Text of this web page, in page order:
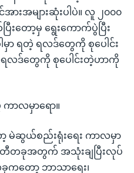
းအများဆုံးပါပဲ။ လူ ၂၀၀၀
းတော့မှ ရွေးကောက်ပွဲပြီး
ာ ရတဲ့ ရလဒ်တွေကို စုပေါင်း
လဒ်တွေကို စုပေါင်းတဲ့ဟာကို
ာလမှာရော။
ာ့ မဲဆွယ်စည်းရုံးရေး ကာလမှာ
တီတခုအတွက် အသုံးချပြီးလုပ်
ကတော့ ဘာသာရေး၊